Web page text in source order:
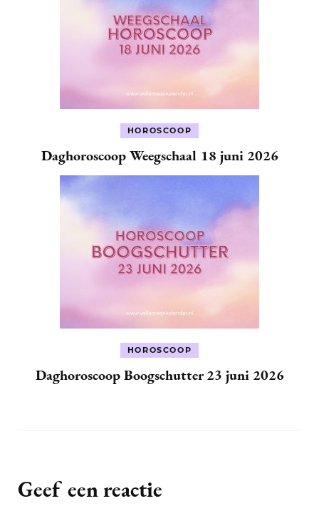
HOROSCOOP
Daghoroscoop Weegschaal 18 juni 2026
HOROSCOOP
Daghoroscoop Boogschutter 23 juni 2026
Geef een reactie